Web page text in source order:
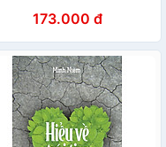
173.000 đ